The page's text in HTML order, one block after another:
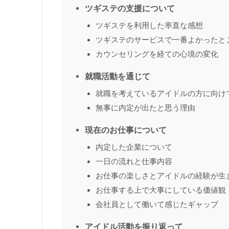
ツギステの支援について
ツギステを利用した率直な感想
ツギステのサービスで一番よかったと
カウンセリングを経ての心境の変化
就職活動を通じて
就職を考えているアイドルの方に向け
無事に内定が出たと思う理由
現在のお仕事について
内定した企業について
一日の流れと仕事内容
お仕事の楽しさとアイドルの経験が生
お仕事する上で大事にしている価値観
会社員として働いて感じたギャップ
アイドル活動を振り返って